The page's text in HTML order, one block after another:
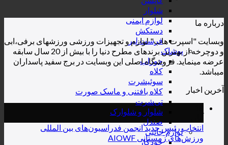
شلوار
لوازم ایمنی
دستکش
فرست لیر
پوشاک
جوراب
کلاه
سوئیشرت
کلاه بافتنی و ماسک صورت
تی‌شرت
شلوار و شلوارک
صندل
لوازم جانبی
خودکار
درباره ما
وبسایت "اسپرت هاب" لوازم و تجهیزات ورزشی ورزشهای برفی،ابی
و دوچرخه از بهترین برندهای مطرح دنیا را با بیش از 20 سال سابقه
عرضه مینماید. فروشگاه اصلی این وبسایت در برج سفید پاسداران
میباشد.
آخرین اخبار
انتخاب رئیس جدید انجمن فدراسیون‌های بین المللی
ورزش‌های زمستانی AIOWF